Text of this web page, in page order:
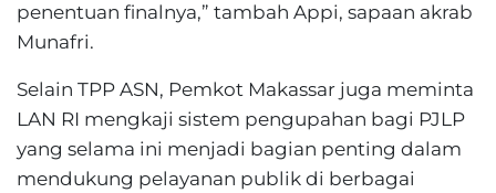
penentuan finalnya,” tambah Appi, sapaan akrab
Munafri.
Selain TPP ASN, Pemkot Makassar juga meminta
LAN RI mengkaji sistem pengupahan bagi PJLP
yang selama ini menjadi bagian penting dalam
mendukung pelayanan publik di berbagai